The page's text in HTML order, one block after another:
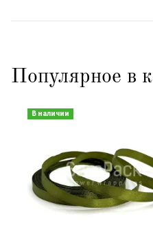
Популярное в
В наличии